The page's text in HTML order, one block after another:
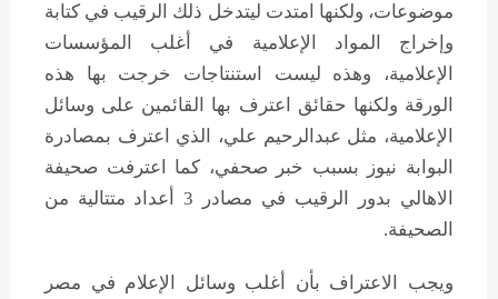
موضوعات، ولكنها امتدت ليتدخل ذلك الرقيب في كتابة
وإخراج المواد الإعلامية في أغلب المؤسسات
الإعلامية، وهذه ليست استنتاجات خرجت بها هذه
الورقة ولكنها حقائق اعترف بها القائمين على وسائل
الإعلامية، مثل عبدالرحيم علي، الذي اعترف بمصادرة
البوابة نيوز بسبب خبر صحفي، كما اعترفت صحيفة
الاهالي بدور الرقيب في مصادر 3 أعداد متتالية من
الصحيفة.
ويجب الاعتراف بأن أغلب وسائل الإعلام في مصر